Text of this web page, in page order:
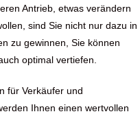
Antrieb, etwas verändern
sind Sie nicht nur dazu in
zu gewinnen, Sie können
optimal vertiefen.
für Verkäufer und
Ihnen einen wertvollen